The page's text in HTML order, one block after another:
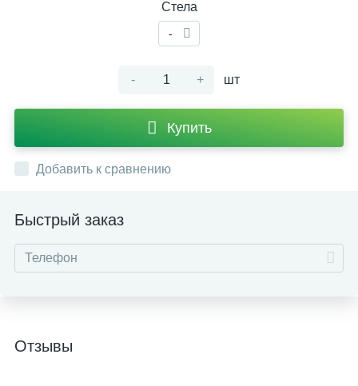
Стела
-
- + шт
Купить
Добавить к сравнению
Быстрый заказ
Отзывы